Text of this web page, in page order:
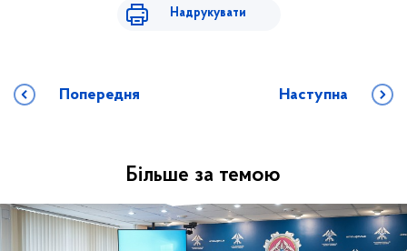
Надрукувати
Попередня Наступна
Більше за темою